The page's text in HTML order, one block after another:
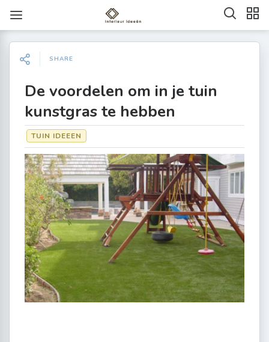
SHARE
De voordelen om in je tuin
kunstgras te hebben
TUIN IDEEEN